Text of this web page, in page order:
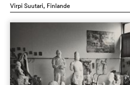
Virpi Suutari, Finlande